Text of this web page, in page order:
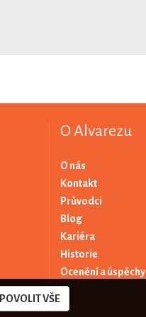
POVOLIT VŠE
O Alvarezu
O nás
Kontakt
Průvodci
Blog
Kariéra
Historie
Ocenění a úspěchy